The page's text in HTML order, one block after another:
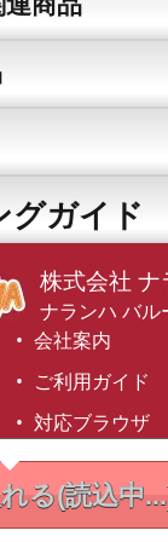
る(読込中
グガイド
株式会社 ナ
ナランハ バル
会社案内
ご利用ガイド
対応ブラウザ
NARANJA Inc. All